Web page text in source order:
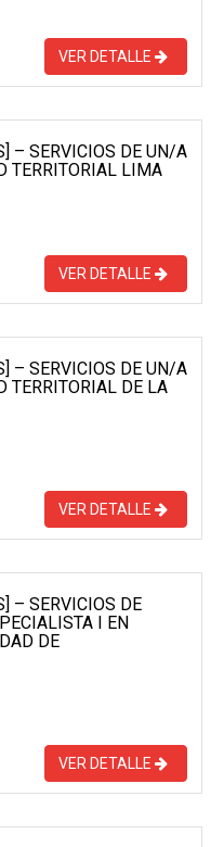
VER DETALLE
– SERVICIOS DE UN/A
TERRITORIAL LIMA
VER DETALLE
– SERVICIOS DE UN/A
TERRITORIAL DE LA
VER DETALLE
– SERVICIOS DE
I EN
DE
VER DETALLE